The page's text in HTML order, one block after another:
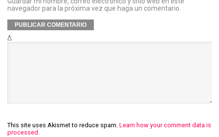
navegador para la próxima vez que haga un comentario.
Δ
This site uses Akismet to reduce spam. Learn how your comment data is
processed.